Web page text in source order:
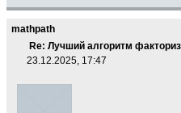
mathpath
Re: Лучший алгоритм
23.12.2025, 17:47